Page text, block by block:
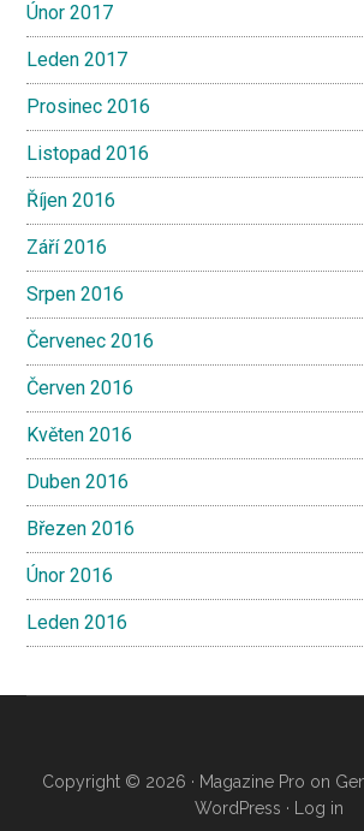
Únor 2017
Leden 2017
Prosinec 2016
Listopad 2016
Říjen 2016
Září 2016
Srpen 2016
Červenec 2016
Červen 2016
Květen 2016
Duben 2016
Březen 2016
Únor 2016
Leden 2016
Copyright © 2026 · Magazine Pro on
WordPress · Log in